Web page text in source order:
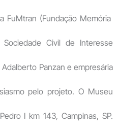
FuMtran (Fundação Memória
Civil de Interesse
Panzan e empresária
pelo projeto. O Museu
I km 143, Campinas, SP.